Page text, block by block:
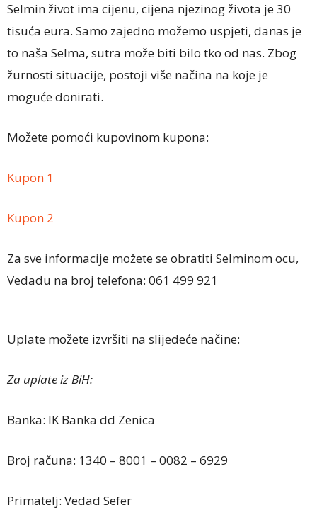
Selmin život ima cijenu, cijena njezinog života je 30
tisuća eura. Samo zajedno možemo uspjeti, danas je
to naša Selma, sutra može biti bilo tko od nas. Zbog
žurnosti situacije, postoji više načina na koje je
moguće donirati.
Možete pomoći kupovinom kupona:
Kupon 1
Kupon 2
Za sve informacije možete se obratiti Selminom ocu,
Vedadu na broj telefona: 061 499 921
Uplate možete izvršiti na slijedeće načine:
Za uplate iz BiH:
Banka: IK Banka dd Zenica
Broj računa: 1340 – 8001 – 0082 – 6929
Primatelj: Vedad Sefer